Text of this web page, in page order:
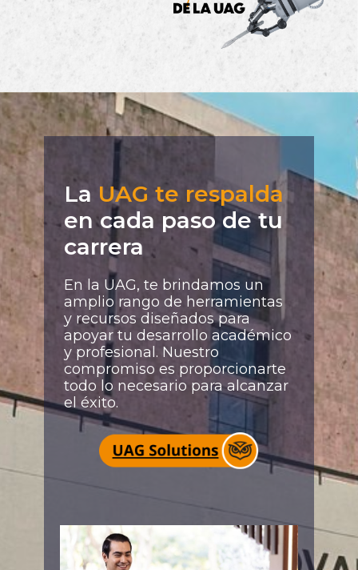
La UAG te respalda
en cada paso de tu
carrera
En la UAG, te brindamos un
amplio rango de herramientas
y recursos diseñados para
apoyar tu desarrollo académico
y profesional. Nuestro
compromiso es proporcionarte
todo lo necesario para alcanzar
el éxito.